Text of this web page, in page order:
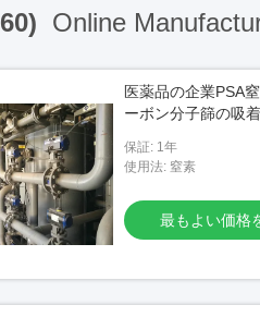
Online
医薬品の企業PSA
ーボン分子篩の吸
保証: 1年
使用法: 窒素
最もよい価格